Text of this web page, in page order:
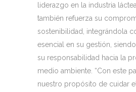
liderazgo en la industria
también refuerza su
sostenibilidad, integrándola
esencial en su gestión,
su responsabilidad hacia la
medio ambiente. “Con este
nuestro propósito de cuidar